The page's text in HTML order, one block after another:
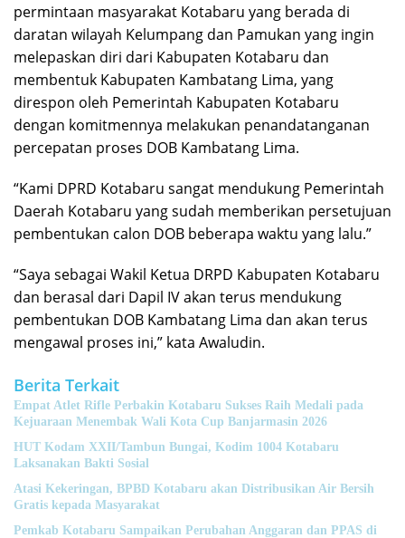
permintaan masyarakat Kotabaru yang berada di
daratan wilayah Kelumpang dan Pamukan yang ingin
melepaskan diri dari Kabupaten Kotabaru dan
membentuk Kabupaten Kambatang Lima, yang
direspon oleh Pemerintah Kabupaten Kotabaru
dengan komitmennya melakukan penandatanganan
percepatan proses DOB Kambatang Lima.
“Kami DPRD Kotabaru sangat mendukung Pemerintah
Daerah Kotabaru yang sudah memberikan persetujuan
pembentukan calon DOB beberapa waktu yang lalu.”
“Saya sebagai Wakil Ketua DRPD Kabupaten Kotabaru
dan berasal dari Dapil IV akan terus mendukung
pembentukan DOB Kambatang Lima dan akan terus
mengawal proses ini,” kata Awaludin.
Berita Terkait
Empat Atlet Rifle Perbakin Kotabaru Sukses Raih Medali pada
Kejuaraan Menembak Wali Kota Cup Banjarmasin 2026
HUT Kodam XXII/Tambun Bungai, Kodim 1004 Kotabaru
Laksanakan Bakti Sosial
Atasi Kekeringan, BPBD Kotabaru akan Distribusikan Air Bersih
Gratis kepada Masyarakat
Pemkab Kotabaru Sampaikan Perubahan Anggaran dan PPAS di